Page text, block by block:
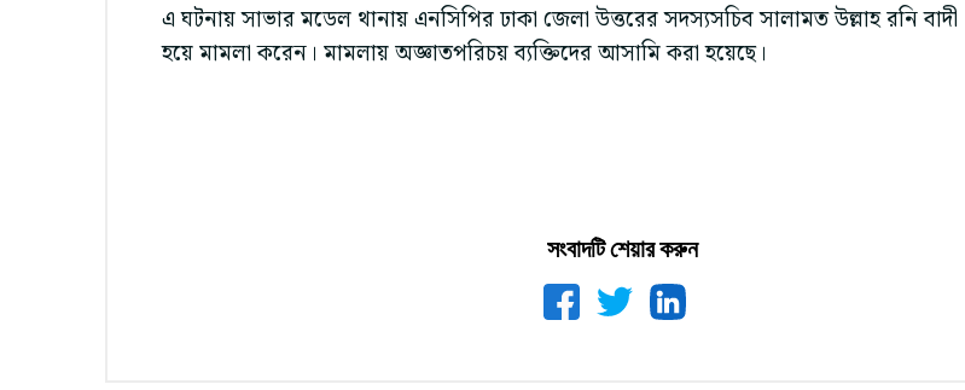
এ ঘটনায় সাভার মডেল থানায় এনসিপির ঢাকা জেলা উত্তরের সদস্যসচিব সালামত উল্লাহ রনি বাদী
হয়ে মামলা করেন। মামলায় অজ্ঞাতপরিচয় ব্যক্তিদের আসামি করা হয়েছে।
সংবাদটি শেয়ার করুন